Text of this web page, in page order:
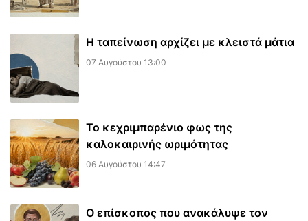
Η ταπείνωση αρχίζει με κλειστά μάτια
07 Αυγούστου 13:00
Το κεχριμπαρένιο φως της
καλοκαιρινής ωριμότητας
06 Αυγούστου 14:47
Ο επίσκοπος που ανακάλυψε τον